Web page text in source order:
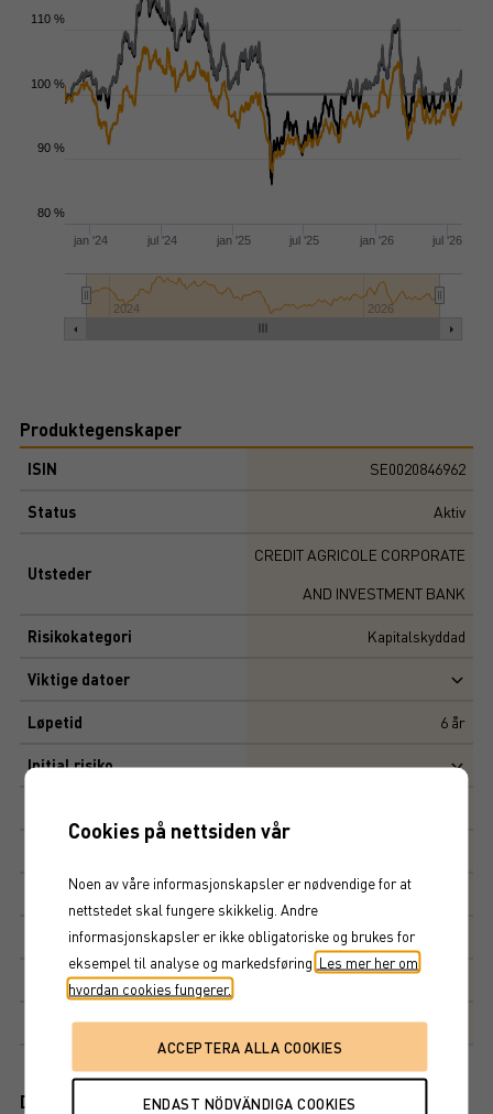
jan '24 jul '24 jan '25 jul '25 jan '26 jul '26
2024 2026
80 %
90 %
100 %
110 %
Produktegenskaper
ISIN SE0020846962
Status Aktiv
Utsteder
CREDIT AGRICOLE CORPORATE
AND INVESTMENT BANK
Risikokategori Kapitalskyddad
Viktige datoer
Løpetid 6 år
Initial risiko
Tegningskurs
Kapitalbeskyttelse
Avkastningsfaktor
Markedsplass NASDAQ STOCKHOLM AB
Dokument
Cookies på nettsiden vår
Noen av våre informasjonskapsler er nødvendige for at
nettstedet skal fungere skikkelig. Andre
informasjonskapsler er ikke obligatoriske og brukes for
eksempel til analyse og markedsføring. Les mer her om
hvordan cookies fungerer.